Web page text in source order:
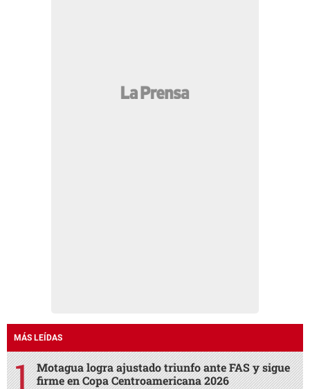
MÁS LEÍDAS
Motagua logra ajustado triunfo ante FAS y sigue
firme en Copa Centroamericana 2026